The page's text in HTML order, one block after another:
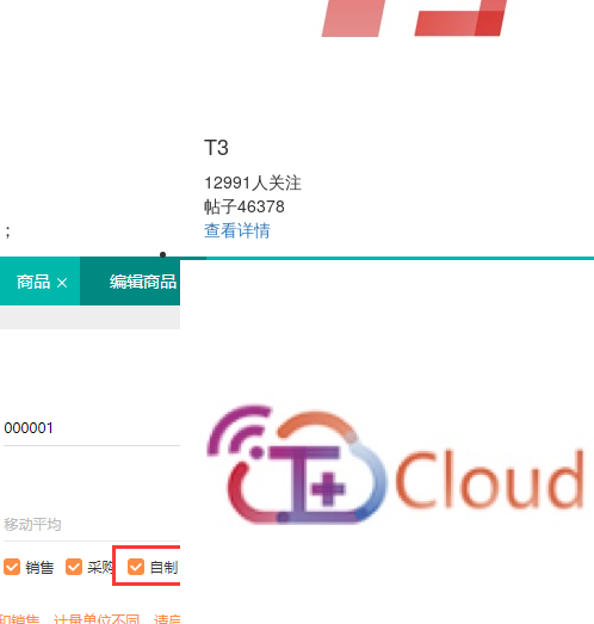
；
T3
12991人关注
帖子46378
查看详情